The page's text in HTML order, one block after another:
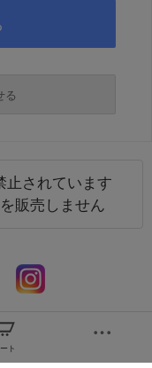
る
止されています
販売しません
ト